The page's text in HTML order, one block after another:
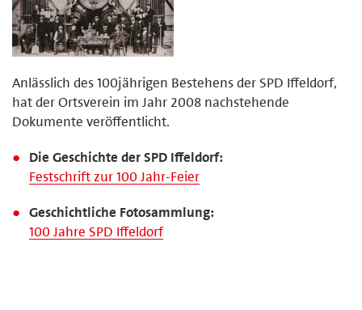
Anlässlich des 100jährigen Bestehens der SPD Iffeldorf,
hat der Ortsverein im Jahr 2008 nachstehende
Dokumente veröffentlicht.
Die Geschichte der SPD Iffeldorf:
Festschrift zur 100 Jahr-Feier
Geschichtliche Fotosammlung:
100 Jahre SPD Iffeldorf